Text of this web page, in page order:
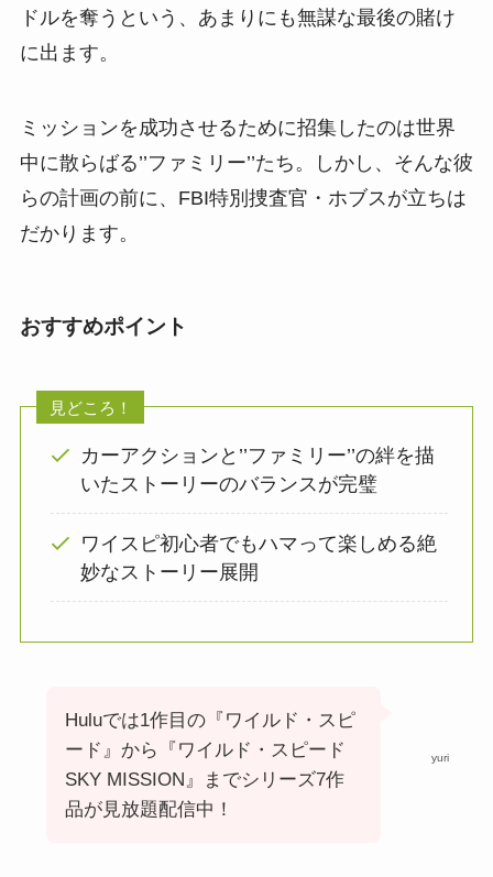
ドルを奪うという、あまりにも無謀な最後の賭け
に出ます。
ミッションを成功させるために招集したのは世界
中に散らばる’’ファミリー’’たち。しかし、そんな彼
らの計画の前に、FBI特別捜査官・ホブスが立ちは
だかります。
おすすめポイント
見どころ！
カーアクションと’’ファミリー’’の絆を描
いたストーリーのバランスが完璧
ワイスピ初心者でもハマって楽しめる絶
妙なストーリー展開
yuri
Huluでは1作目の『ワイルド・スピ
ード』から『ワイルド・スピード
SKY MISSION』までシリーズ7作
品が見放題配信中！